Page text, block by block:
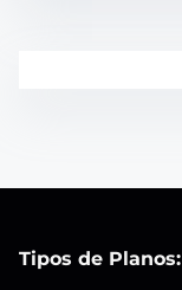
Tipos de Planos: